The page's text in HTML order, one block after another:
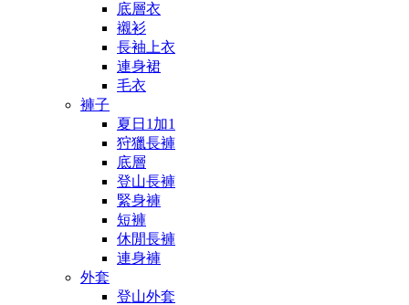
底層衣
襯衫
長袖上衣
連身裙
毛衣
褲子
夏日1加1
狩獵長褲
底層
登山長褲
緊身褲
短褲
休閒長褲
連身褲
外套
登山外套